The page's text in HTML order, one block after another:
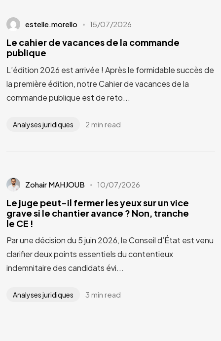
estelle.morello 15/07/2026
Le cahier de vacances de la commande
publique
L’édition 2026 est arrivée ! Après le formidable succès de
la première édition, notre Cahier de vacances de la
commande publique est de reto...
Analyses juridiques 2 min read
Zohair MAHJOUB 10/07/2026
Le juge peut-il fermer les yeux sur un vice
grave si le chantier avance ? Non, tranche
le CE !
Par une décision du 5 juin 2026, le Conseil d’État est venu
clarifier deux points essentiels du contentieux
indemnitaire des candidats évi...
Analyses juridiques 3 min read